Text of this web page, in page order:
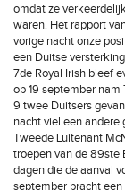
omdat ze
waren. Het rapport
vorige nacht onze
een Duitse
7de Royal Irish bleef
op 19 september
9 twee Duitsers
nacht viel een andere
Tweede Luitenant
troepen van de 89ste
dagen die de aanval
september bracht